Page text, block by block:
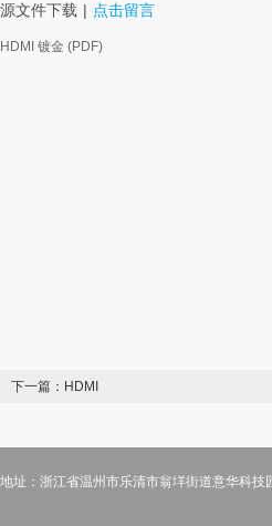
源文件下载 | 点击留言
HDMI 镀金 (PDF)
下一篇： HDMI
地址：浙江省温州市乐清市翁垟街道意华科技